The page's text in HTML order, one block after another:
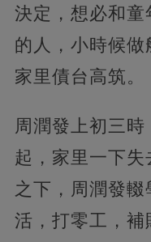
決定，想必和
的人，小時候做
家里債台高筑。
周潤發上初三
起，家里一下
之下，周潤發
活，打零工，補